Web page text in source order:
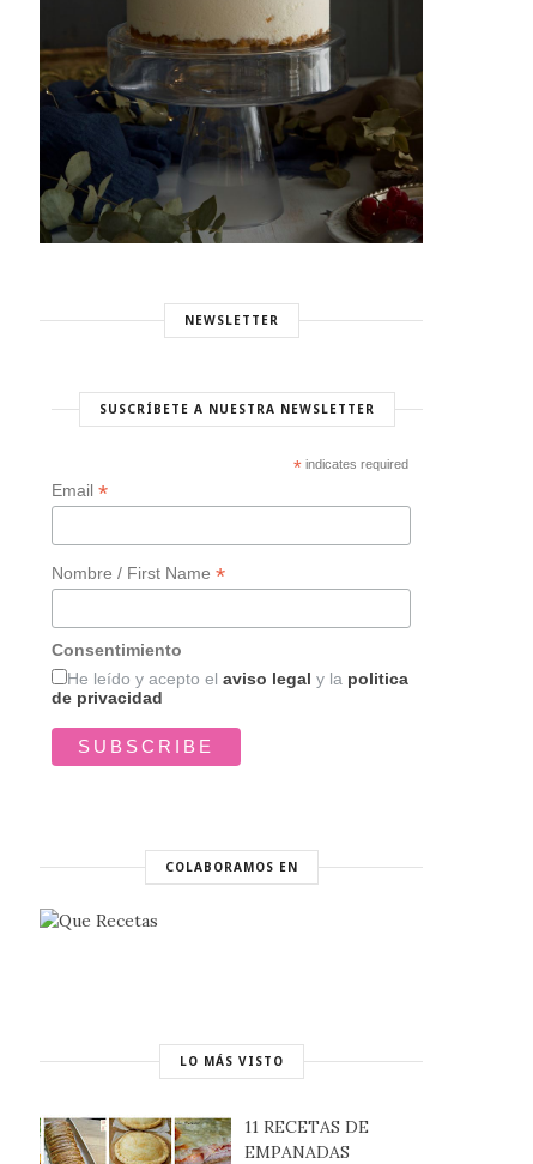
NEWSLETTER
SUSCRÍBETE A NUESTRA NEWSLETTER
*indicates required
Email *
Nombre / First Name *
Consentimiento
He leído y acepto el aviso legal y la politica
de privacidad
COLABORAMOS EN
LO MÁS VISTO
11 RECETAS DE
EMPANADAS